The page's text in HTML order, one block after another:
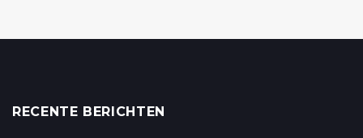
RECENTE BERICHTEN